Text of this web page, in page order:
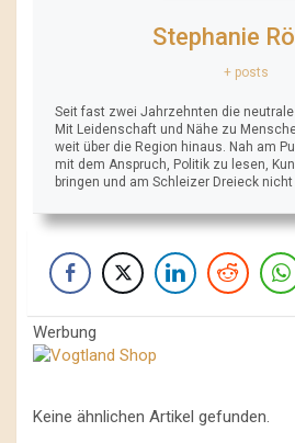
Stephanie
+ posts
Seit fast zwei Jahrzehnten die
Mit Leidenschaft und Nähe zu
weit über die Region hinaus. Nah am
mit dem Anspruch, Politik zu lesen,
bringen und am Schleizer Dreieck
Werbung
Keine ähnlichen Artikel gefunden.